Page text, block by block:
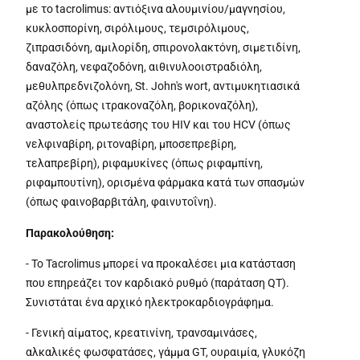
με το tacrolimus: αντιόξινα αλουμινίου/μαγνησίου,
κυκλοσπορίνη, σιρόλιμους, τεμσιρόλιμους,
ζιπρασιδόνη, αμιλορίδη, σπιρονολακτόνη, σιμετιδίνη,
δαναζόλη, νεφαζοδόνη, αιθινυλοοιστραδιόλη,
μεθυλπρεδνιζολόνη, St. John's wort, αντιμυκητιασικά
αζόλης (όπως ιτρακοναζόλη, βορικοναζόλη),
αναστολείς πρωτεάσης του HIV και του HCV (όπως
νελφιναβίρη, ριτοναβίρη, μποσεπρεβίρη,
τελαπρεβίρη), ριφαμυκίνες (όπως ριφαμπίνη,
ριφαμπουτίνη), ορισμένα φάρμακα κατά των σπασμών
(όπως φαινοβαρβιτάλη, φαινυτοΐνη).
Παρακολούθηση:
- Το Tacrolimus μπορεί να προκαλέσει μια κατάσταση
που επηρεάζει τον καρδιακό ρυθμό (παράταση QT).
Συνιστάται ένα αρχικό ηλεκτροκαρδιογράφημα.
- Γενική αίματος, κρεατινίνη, τρανσαμινάσες,
αλκαλικές φωσφατάσες, γάμμα GT, ουραιμία, γλυκόζη